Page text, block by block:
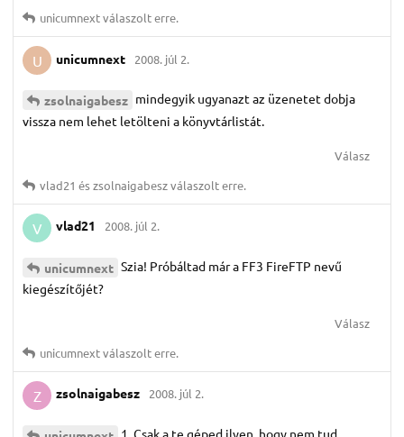
unicumnextválaszolt erre.
U unicumnext 2008. júl 2.
zsolnaigabesz mindegyik ugyanazt az üzenetet dobja
vissza nem lehet letölteni a könyvtárlistát.
Válasz
vlad21 észsolnaigabeszválaszolt erre.
V vlad21 2008. júl 2.
unicumnext Szia! Próbáltad már a FF3 FireFTP nevű
kiegészítőjét?
Válasz
unicumnextválaszolt erre.
Z zsolnaigabesz 2008. júl 2.
1. Csak a te géped ilyen, hogy nem tud